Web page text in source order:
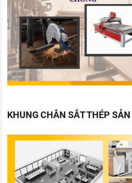
KHUNG CHÂN SẮT THÉP